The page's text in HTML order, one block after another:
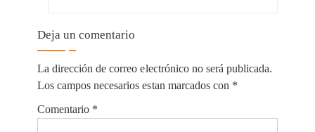
Deja un comentario
La dirección de correo electrónico no será publicada.
Los campos necesarios estan marcados con *
Comentario *